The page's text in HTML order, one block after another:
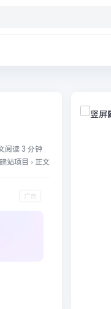
阅读 3 分钟
建站项目 › 正文